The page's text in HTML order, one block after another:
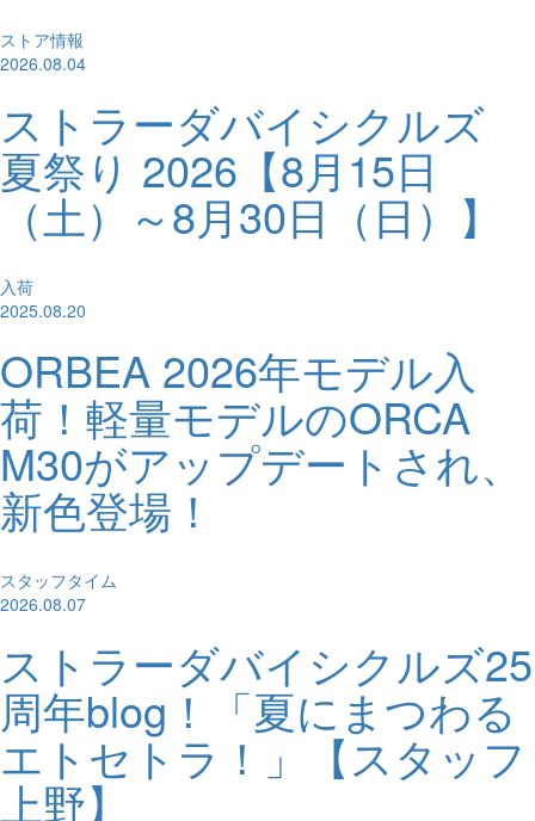
ストア情報
2026.08.04
ストラーダバイシクルズ
夏祭り 2026【8月15日
（土）～8月30日（日）】
入荷
2025.08.20
ORBEA 2026年モデル入
荷！軽量モデルのORCA
M30がアップデートされ、
新色登場！
スタッフタイム
2026.08.07
ストラーダバイシクルズ25
周年blog！「夏にまつわる
エトセトラ！」【スタッフ
上野】